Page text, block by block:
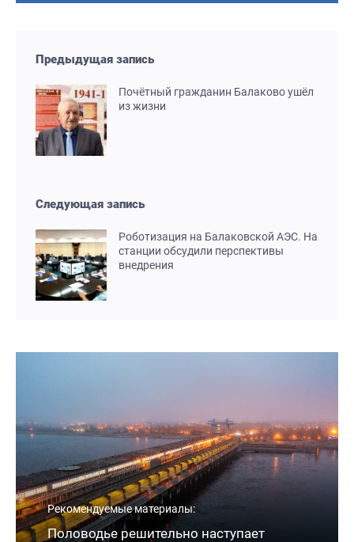
Предыдущая запись
Почётный гражданин Балаково ушёл
из жизни
Следующая запись
Роботизация на Балаковской АЭС. На
станции обсудили перспективы
внедрения
Рекомендуемые материалы:
Половодье решительно наступает